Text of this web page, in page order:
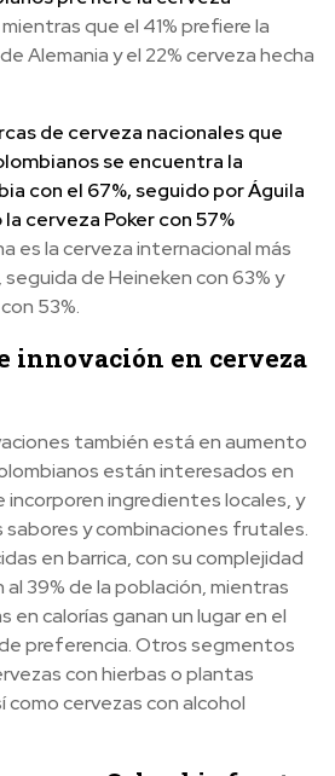
mientras que el 41% prefiere la
Alemania y el 22% cerveza hecha
de cerveza nacionales que
se encuentra la
con el 67%, seguido por Águila
cerveza Poker con 57%
es la cerveza internacional más
seguida de Heineken con 63% y
53%.
innovación en cerveza
también está en aumento
están interesados en
incorporen ingredientes locales, y
sabores y combinaciones frutales.
en barrica, con su complejidad
39% de la población, mientras
en calorías ganan un lugar en el
preferencia. Otros segmentos
con hierbas o plantas
como cervezas con alcohol